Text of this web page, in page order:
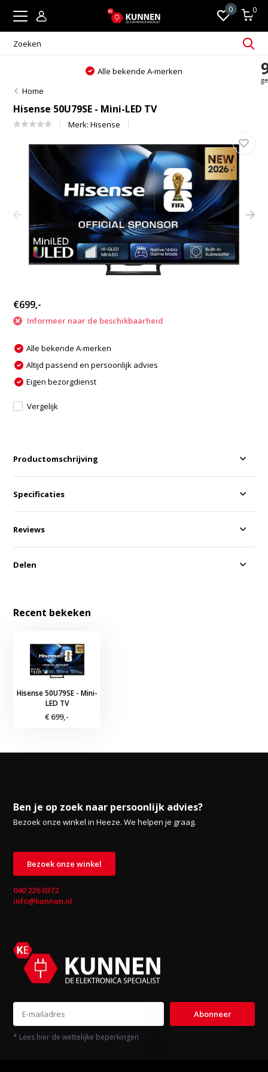
0 0
Alle bekende A-merken
Home
Hisense 50U79SE - Mini-LED TV
Merk:Hisense
€699,-
Informeer naar de beschikbaarheid
Alle bekende A-merken
Altijd passend en persoonlijk advies
Eigen bezorgdienst
Vergelijk
Productomschrijving
Specificaties
Reviews
Delen
Recent bekeken
Hisense 50U79SE - Mini-
LED TV
€ 699,-
Ben je op zoek naar persoonlijk advies?
Bezoek onze winkel in Heeze. We helpen je graag.
Bezoek onze winkel
040 226 0372
info@kunnen.nl
Abonneer
* Lees hier de wettelijke beperkingen